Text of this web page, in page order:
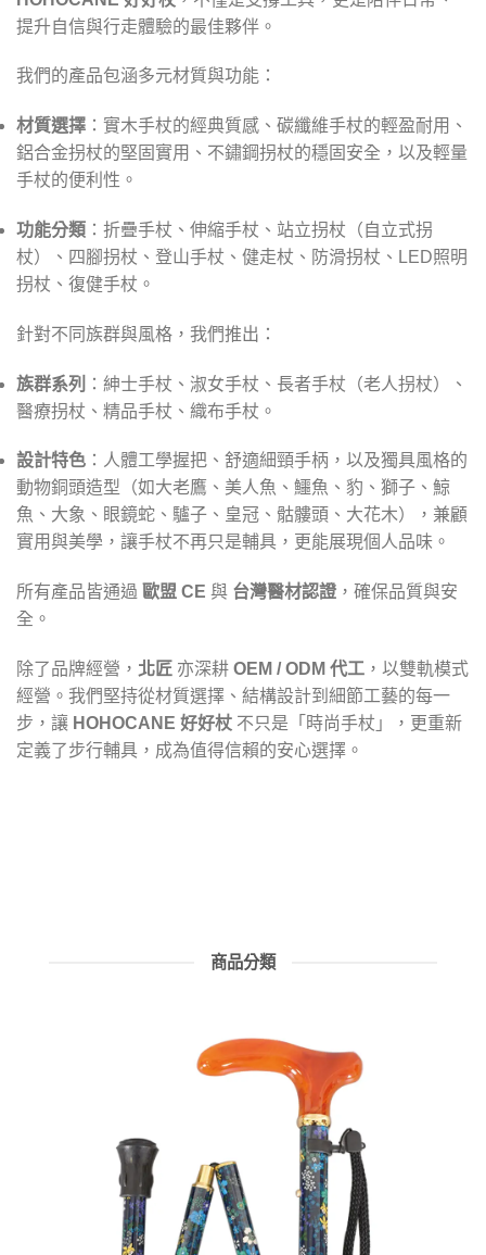
提升自信與行走體驗的最佳夥伴。
我們的產品包涵多元材質與功能：
材質選擇 ：實木手杖的經典質感、碳纖維手杖的輕盈耐用、
鋁合金拐杖的堅固實用、不鏽鋼拐杖的穩固安全，以及輕量
手杖的便利性。
功能分類 ：折疊手杖、伸縮手杖、站立拐杖（自立式拐
杖）、四腳拐杖、登山手杖、健走杖、防滑拐杖、LED照明
拐杖、復健手杖。
針對不同族群與風格，我們推出：
族群系列
：紳士手杖、淑女手杖、長者手杖（老人拐杖）、
醫療拐杖、精品手杖、織布手杖。
設計特色 ：人體工學握把、舒適細頸手柄，以及獨具風格的
動物銅頭造型（如大老鷹、美人魚、鱷魚、豹、獅子、鯨
魚、大象、眼鏡蛇、驢子、皇冠、骷髏頭、大花木），兼顧
實用與美學，讓手杖不再只是輔具，更能展現個人品味。
所有產品皆通過 歐盟 CE 與 台灣醫材認證 ，確保品質與安
全。
除了品牌經營， 北匠 亦深耕 OEM / ODM 代工 ，以雙軌模式
經營。我們堅持從材質選擇、結構設計到細節工藝的每一
步，讓 HOHOCANE 好好杖 不只是「時尚手杖」，更重新
定義了步行輔具，成為值得信賴的安心選擇。
商品分類